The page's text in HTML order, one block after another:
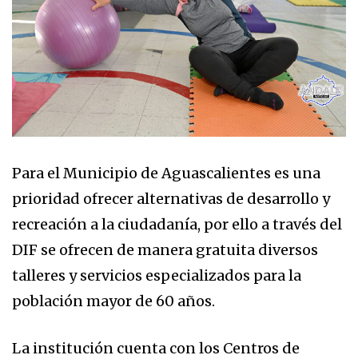
Para el Municipio de Aguascalientes es una
prioridad ofrecer alternativas de desarrollo y
recreación a la ciudadanía, por ello a través del
DIF se ofrecen de manera gratuita diversos
talleres y servicios especializados para la
población mayor de 60 años.
La institución cuenta con los Centros de